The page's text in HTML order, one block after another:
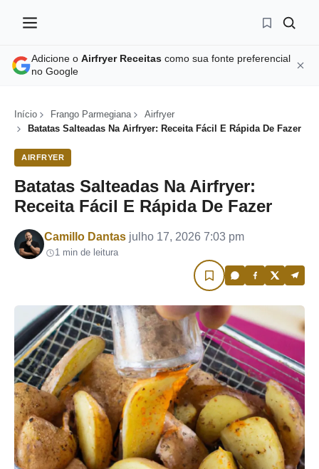
Adicione o Airfryer Receitas como sua fonte preferencial
no Google
Início Frango Parmegiana
Airfryer
Batatas Salteadas Na Airfryer: Receita Fácil E Rápida De Fazer
AIRFRYER
Batatas Salteadas Na Airfryer:
Receita Fácil E Rápida De Fazer
Por
Camillo Dantas julho 17, 2026 7:03 pm
1 min de leitura